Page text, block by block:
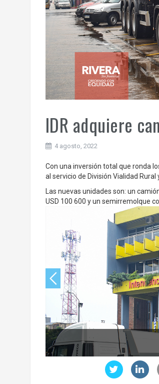
IDR adquiere
4 agosto, 2022
Con una inversión total que ronda
al servicio de División Vialidad Rural
Las nuevas unidades son: un
USD 100 600 y un semirremolque